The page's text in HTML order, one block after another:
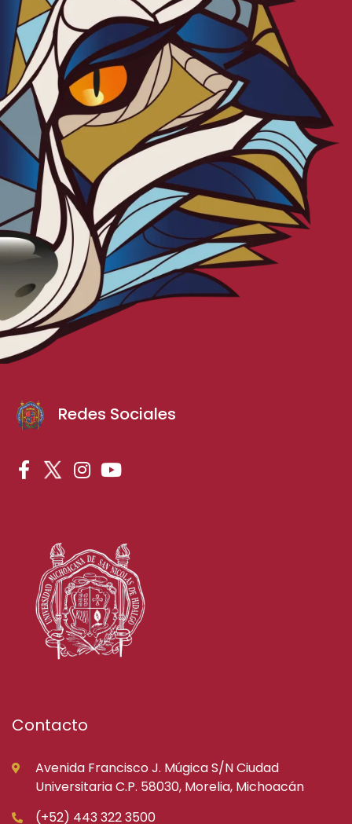
Redes Sociales
Contacto
Avenida Francisco J. Múgica S/N Ciudad
Universitaria C.P. 58030, Morelia, Michoacán
(+52) 443 322 3500